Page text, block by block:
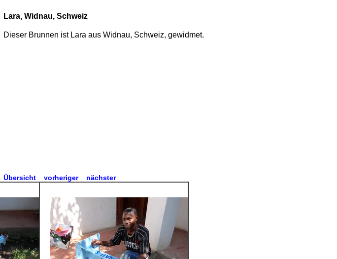
Lara, Widnau, Schweiz
Dieser Brunnen ist Lara aus Widnau, Schweiz, gewidmet.
Übersicht vorheriger nächster